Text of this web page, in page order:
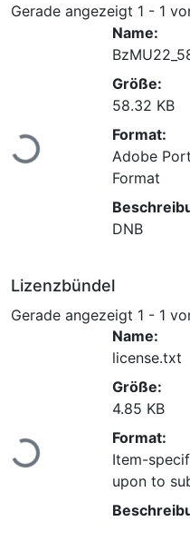
Gerade angezeigt 1 - 1
Lade...
Name:
Größe:
58.32 KB
Format:
Adobe
Format
DNB
Lizenzbündel
Gerade angezeigt 1 - 1
Lade...
Name:
license.txt
Größe:
4.85 KB
Format:
Item-
upon to